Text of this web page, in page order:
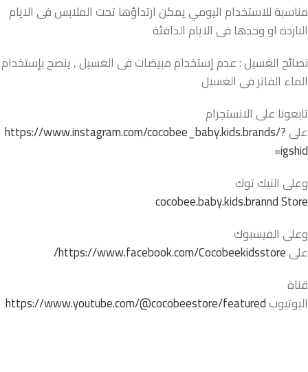
مناسبة للاستخدام اليومي يمكن ارتداؤها تحت الملابس فى الايام
الباردة او وحدها فى الايام الدافئة
نصائح الغسيل : عدم إستخدام مبيضات فى الغسيل , ينصح بإستخدام
الماء الفاتر فى الغسيل
تابعونا على الانستجرام
علىhttps://www.instagram.com/cocobee_baby.kids.brands/?
igshid=
وعلى التيك توك
cocobee.baby.kids.brannd Store
وعلى الفيسبوك
علىhttps://www.facebook.com/Cocobeekidsstore/
قناة
اليوتيوبhttps://www.youtube.com/@cocobeestore/featured